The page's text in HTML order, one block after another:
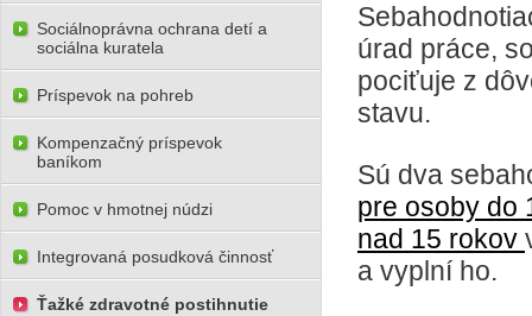
úrad práce,
pociťuje z
stavu.
Sú dva
pre osoby do
nad 15 rokov
a vyplní ho.
Sociálnoprávna ochrana detí a
sociálna kuratela
Príspevok na pohreb
Kompenzačný príspevok
baníkom
Pomoc v hmotnej núdzi
Integrovaná posudková činnosť
Ťažké zdravotné postihnutie